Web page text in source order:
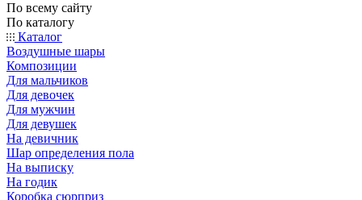
По всему сайту
По каталогу
Каталог
Воздушные шары
Композиции
Для мальчиков
Для девочек
Для мужчин
Для девушек
На девичник
Шар определения пола
На выписку
На годик
Коробка сюрприз